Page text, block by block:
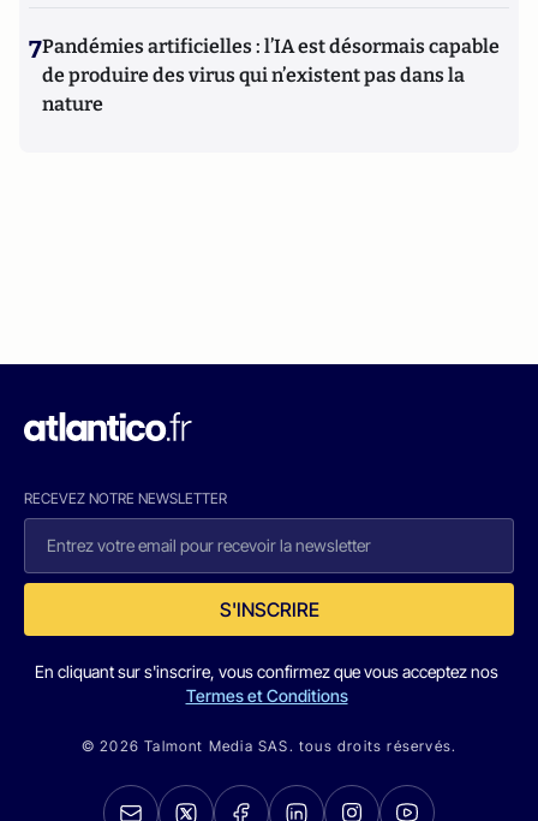
7Pandémies artificielles : l’IA est désormais capable
de produire des virus qui n’existent pas dans la
nature
RECEVEZ NOTRE NEWSLETTER
S'INSCRIRE
En cliquant sur s'inscrire, vous confirmez que vous acceptez nos
Termes et Conditions
© 2026 Talmont Media SAS. tous droits réservés.